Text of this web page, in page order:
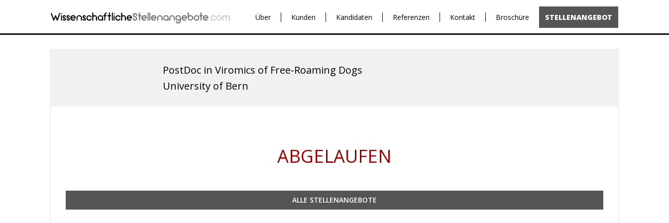
Über Kunden Kandidaten Referenzen Kontakt Broschüre STELLENANGEBOT
PostDoc in Viromics of Free-Roaming Dogs
University of Bern
ABGELAUFEN
ALLE STELLENANGEBOTE